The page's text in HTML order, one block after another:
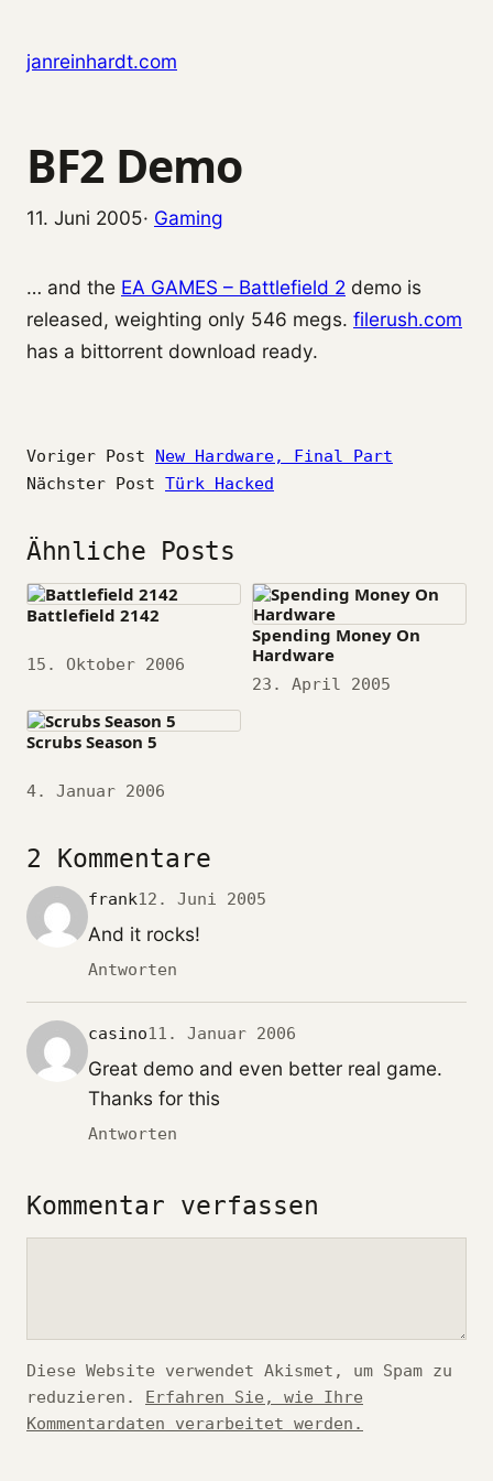
janreinhardt.com
BF2 Demo
11. Juni 2005· Gaming
… and the EA GAMES – Battlefield 2 demo is
released, weighting only 546 megs. filerush.com
has a bittorrent download ready.
Voriger Post
New Hardware, Final Part
Nächster Post Türk Hacked
Ähnliche Posts
Battlefield 2142
Datum
15. Oktober 2006
Spending Money On
Hardware
Datum
23. April 2005
Scrubs Season 5
Datum
4. Januar 2006
2 Kommentare
frank12. Juni 2005
And it rocks!
Antworten
casino11. Januar 2006
Great demo and even better real game.
Thanks for this
Antworten
Kommentar verfassen
*
Diese Website verwendet Akismet, um Spam zu
reduzieren.
Erfahren Sie, wie Ihre
Kommentardaten verarbeitet werden.